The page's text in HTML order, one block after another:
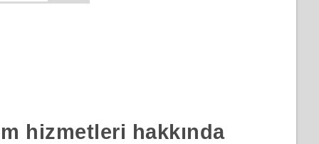
hizmetleri hakkında